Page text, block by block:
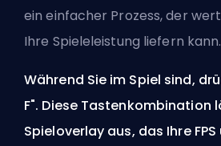
ein einfacher Prozess, der
Ihre Spieleleistung liefern kann.
Während Sie im Spiel sind,
F". Diese Tastenkombination
Spieloverlay aus, das Ihre